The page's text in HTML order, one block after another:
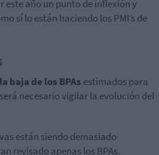
este año un punto de inflexión y
sí lo están haciendo los PMI’s de
baja de los BPAs estimados para
necesario vigilar la evolución del
están siendo demasiado
revisado apenas los BPAs.